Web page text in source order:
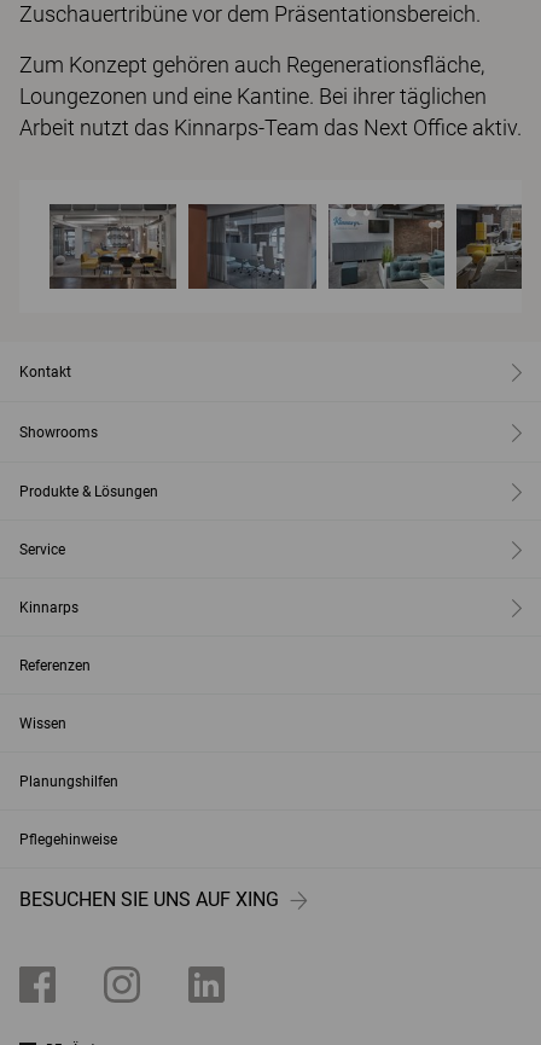
Zuschauertribüne vor dem Präsentationsbereich.
Zum Konzept gehören auch Regenerationsfläche,
Loungezonen und eine Kantine. Bei ihrer täglichen
Arbeit nutzt das Kinnarps-Team das Next Office aktiv.
Kontakt
Showrooms
Produkte & Lösungen
Service
Kinnarps
Referenzen
Wissen
Planungshilfen
Pflegehinweise
BESUCHEN SIE UNS AUF XING